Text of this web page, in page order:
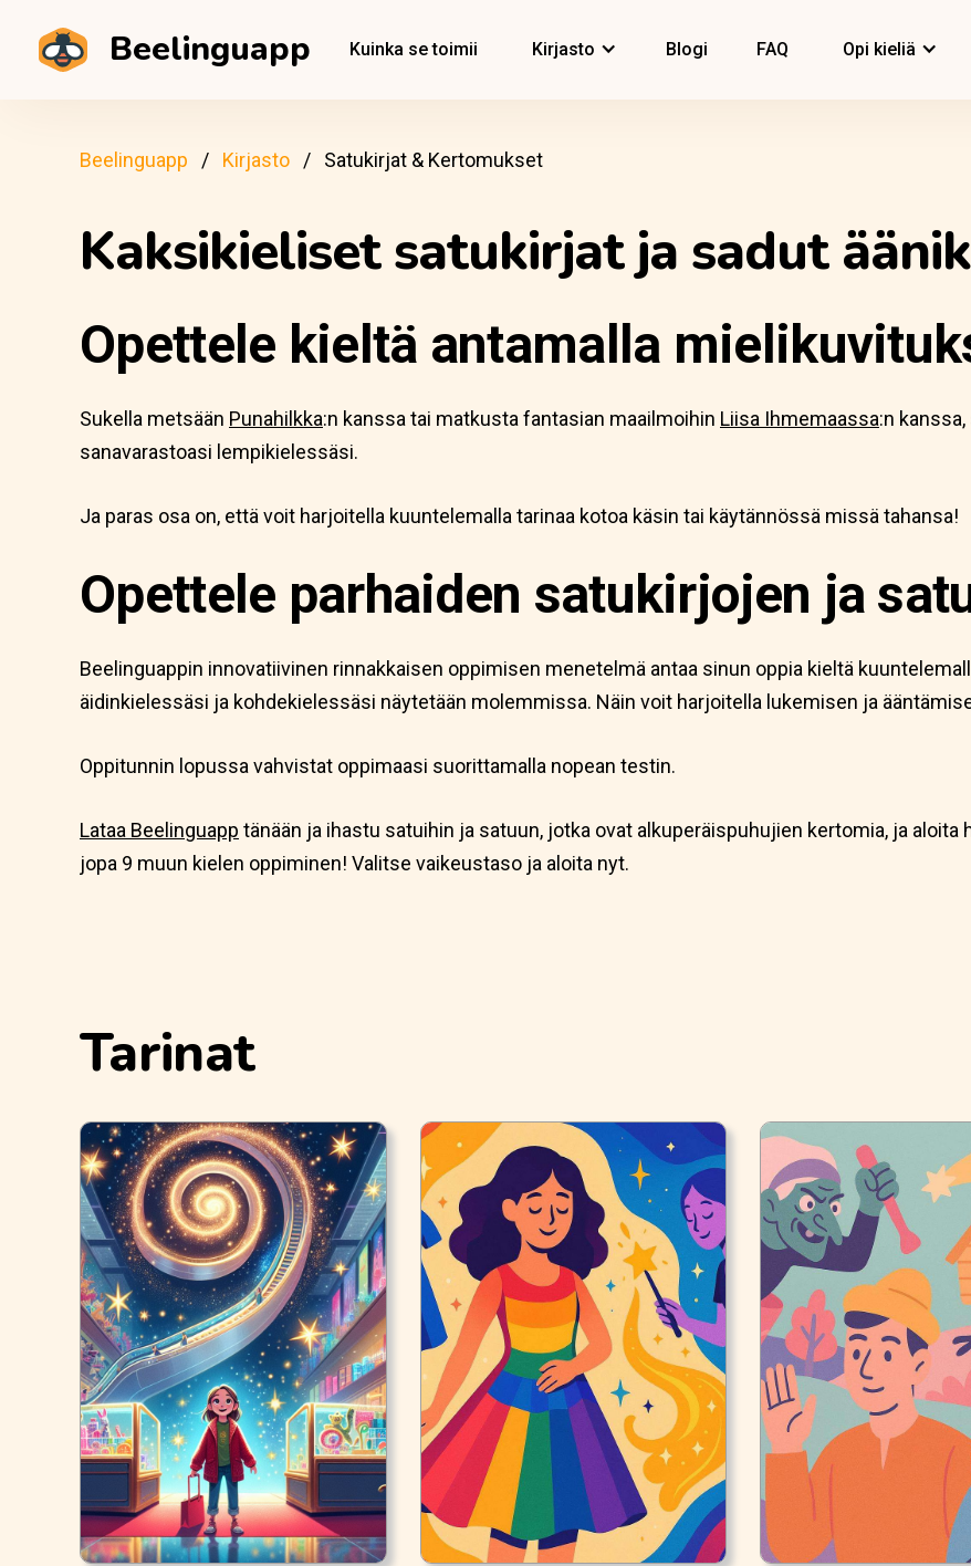
Beelinguapp Kuinka se toimii Kirjasto Blogi FAQ Opi kieliä
Beelinguapp Kirjasto Satukirjat & Kertomukset
Kaksikieliset satukirjat ja sadut
Opettele kieltä antamalla
Sukella metsään Punahilkka:n kanssa tai matkusta fantasian maailmoihin Liisa Ihmemaassa:n
sanavarastoasi lempikielessäsi.
Ja paras osa on, että voit harjoitella kuuntelemalla tarinaa kotoa käsin tai käytännössä missä tahansa!
Opettele parhaiden satukirjojen ja
Beelinguappin innovatiivinen rinnakkaisen oppimisen menetelmä antaa sinun oppia kieltä
äidinkielessäsi ja kohdekielessäsi näytetään molemmissa. Näin voit harjoitella lukemisen ja
Oppitunnin lopussa vahvistat oppimaasi suorittamalla nopean testin.
Lataa Beelinguapp tänään ja ihastu satuihin ja satuun, jotka ovat alkuperäispuhujien kertomia, ja aloita
jopa 9 muun kielen oppiminen! Valitse vaikeustaso ja aloita nyt.
Tarinat